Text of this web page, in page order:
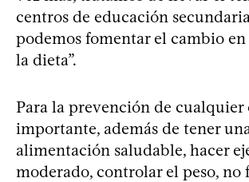
centros de educación
podemos fomentar el cambio
la dieta”.
Para la prevención de cualquier
importante, además de tener
alimentación saludable, hacer
moderado, controlar el peso, no